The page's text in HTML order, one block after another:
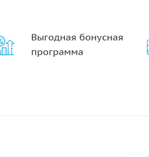
Выгодная бонусная
программа